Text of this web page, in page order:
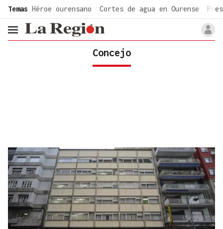
common.go-to-content
Temas Héroe ourensano Cortes de agua en Ourense
header.menu.open
Concejo